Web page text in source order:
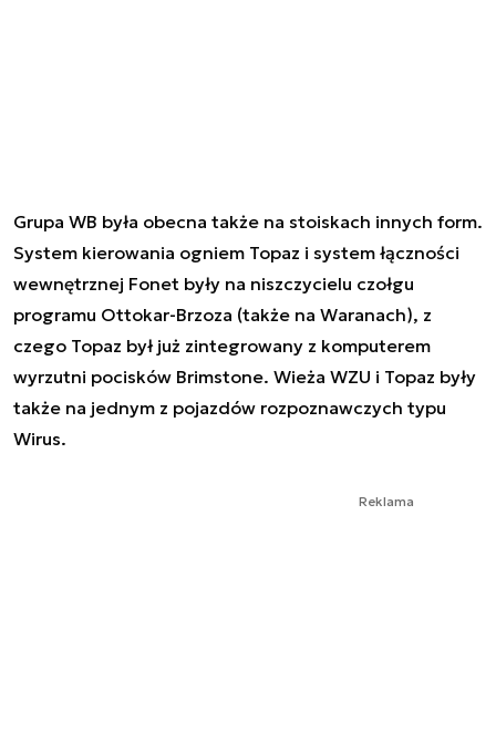
Grupa WB była obecna także na stoiskach innych form.
System kierowania ogniem Topaz i system łączności
wewnętrznej Fonet były na niszczycielu czołgu
programu Ottokar-Brzoza (także na Waranach), z
czego Topaz był już zintegrowany z komputerem
wyrzutni pocisków Brimstone. Wieża WZU i Topaz były
także na jednym z pojazdów rozpoznawczych typu
Wirus.
Reklama